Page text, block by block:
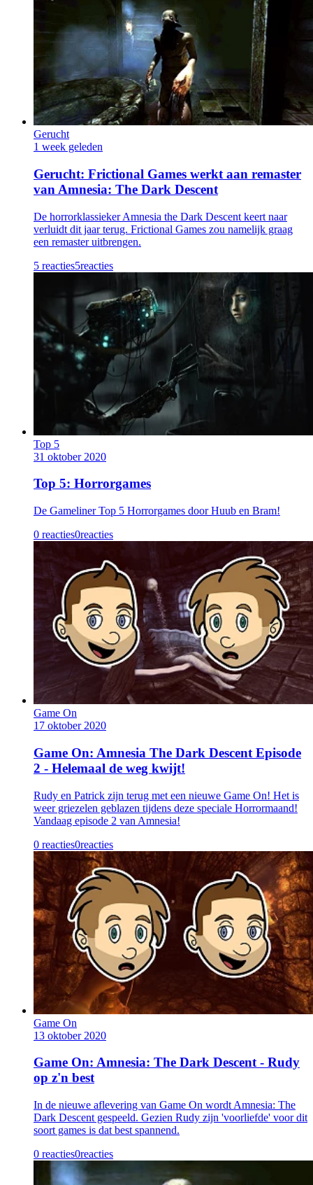
Gerucht
1 week geleden
Gerucht: Frictional Games werkt aan remaster
van Amnesia: The Dark Descent
De horrorklassieker Amnesia the Dark Descent keert naar
verluidt dit jaar terug. Frictional Games zou namelijk graag
een remaster uitbrengen.
5 reacties5reacties
Top 5
31 oktober 2020
Top 5: Horrorgames
De Gameliner Top 5 Horrorgames door Huub en Bram!
0 reacties0reacties
Game On
17 oktober 2020
Game On: Amnesia The Dark Descent Episode
2 - Helemaal de weg kwijt!
Rudy en Patrick zijn terug met een nieuwe Game On! Het is
weer griezelen geblazen tijdens deze speciale Horrormaand!
Vandaag episode 2 van Amnesia!
0 reacties0reacties
Game On
13 oktober 2020
Game On: Amnesia: The Dark Descent - Rudy
op z'n best
In de nieuwe aflevering van Game On wordt Amnesia: The
Dark Descent gespeeld. Gezien Rudy zijn 'voorliefde' voor dit
soort games is dat best spannend.
0 reacties0reacties